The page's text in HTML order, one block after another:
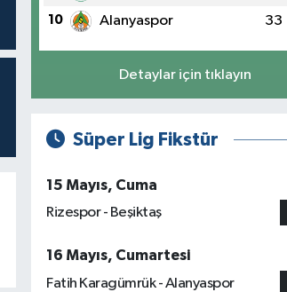
10 Alanyaspor 33
Detaylar için tıklayın
Süper Lig Fikstür
15 Mayıs, Cuma
Rizespor - Beşiktaş
16 Mayıs, Cumartesi
Fatih Karagümrük - Alanyaspor